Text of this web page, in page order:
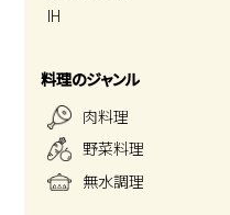
IH
料理のジャンル
肉料理
野菜料理
無水調理